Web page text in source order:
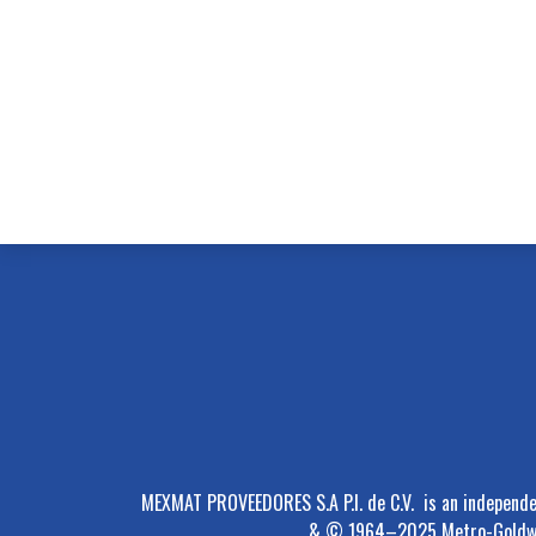
MEXMAT PROVEEDORES S.A P.I. de C.V. is an